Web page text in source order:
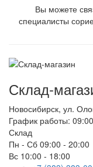
Вы можете
специалисты
Склад-
Новосибирск, ул.
График работы:
Склад
Пн - Сб 09:00 - 20:00
Вс 10:00 - 18:00